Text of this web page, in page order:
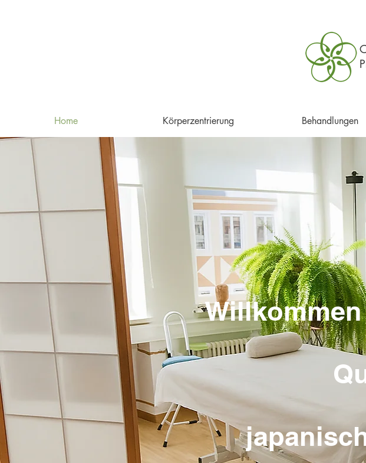
Home Körperzentrierung Behandlungen